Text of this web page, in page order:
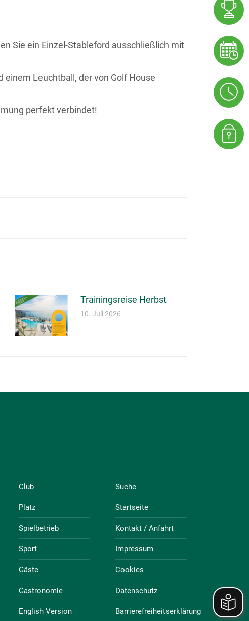
Sie ein Einzel-Stableford ausschließlich mit
einem Leuchtball, der von Golf House
perfekt verbindet!
Trainingsreise Herbst
10. Juli 2026
Club
Platz
Spielbetrieb
Sport
Gäste
Gastronomie
English Version
Suche
Startseite
Kontakt / Anfahrt
Impressum
Cookies
Datenschutz
Barrierefreiheitserklärung